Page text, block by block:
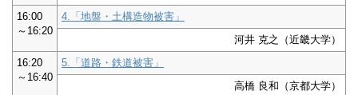
16:00
～16:20
4.「地盤・土構造物被害」
河井 克之（近畿大学）
16:20
～16:40
5.「道路・鉄道被害」
高橋 良和（京都大学）